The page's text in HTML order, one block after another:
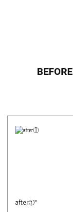
BEFORE
after①"